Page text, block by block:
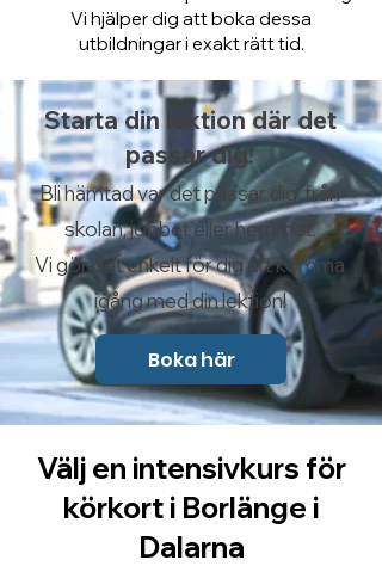
Vi hjälper dig att boka dessa
utbildningar i exakt rätt tid.
Starta din lektion där det
passar dig!
Bli hämtad var det passar dig från
skolan, jobbet eller hemmet.
Vi gör det enkelt för dig att komma
igång med din lektion!
Boka här
Välj en intensivkurs för
körkort i Borlänge i
Dalarna